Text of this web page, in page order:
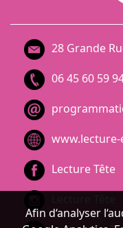
Afin d‘analyser
28 Grande
06 45 60 59
Lecture Tête